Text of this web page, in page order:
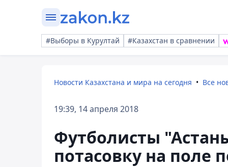
#Выборы в Курултай #Казахстан в сравнении
Новости Казахстана и мира на сегодня Все
19:39, 14 апреля 2018
Футболисты
потасовку на поле